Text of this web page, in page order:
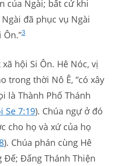
của Ngài; bất cứ khi
đã phục vụ Ngài
3
hội Si Ôn. Hê Nóc, vị
trong thời Nô Ê, “có xây
là Thành Phố Thánh
Se 7:19). Chúa ngự ở đó
cho họ và xứ của họ
). Chúa phán cùng Hê
Đế; Đấng Thánh Thiện